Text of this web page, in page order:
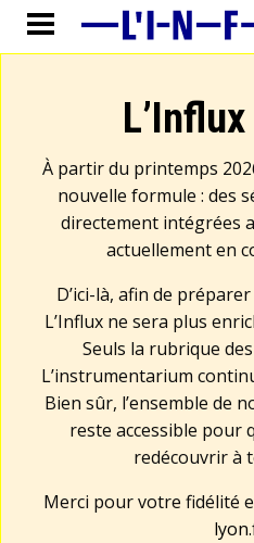
À partir du printemps
nouvelle formule : des
directement intégrées
actuellement en
D’ici-là, afin de
L’Influx ne sera plus
Seuls la rubrique
L’instrumentarium
Bien sûr, l’ensemble de
reste accessible pour
redécouvrir à
Merci pour votre fidélité